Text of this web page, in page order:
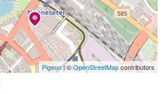
Pigeon|©OpenStreetMapcontributors